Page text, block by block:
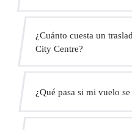
¿Cuánto cuesta un
City Centre?
Usa nuestro formulario de
fijo al instante. Sin cargos
¿Qué pasa si mi vuelo se